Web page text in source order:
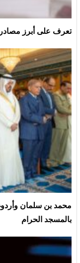
تعرف على أبرز مصادر
محمد بن سلمان
بالمسجد الحرام